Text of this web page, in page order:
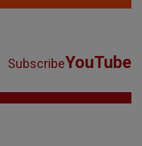
SubscribeYouTube